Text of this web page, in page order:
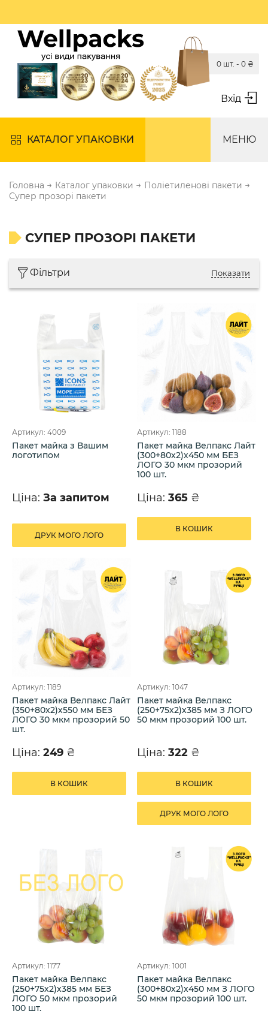
Вхід
0 шт. - 0 ₴
КАТАЛОГ УПАКОВКИ МЕНЮ
Головна → Каталог упаковки → Поліетиленові пакети →
Супер прозорі пакети
СУПЕР ПРОЗОРІ ПАКЕТИ
Фільтри Показати
Артикул: 4009
Пакет майка з Вашим
логотипом
Ціна: За запитом
ДРУК МОГО ЛОГО
Артикул: 1188
Пакет майка Велпакс Лайт
(300+80х2)х450 мм БЕЗ
ЛОГО 30 мкм прозорий
100 шт.
Ціна: 365 ₴
В КОШИК
Артикул: 1189
Пакет майка Велпакс Лайт
(350+80х2)х550 мм БЕЗ
ЛОГО 30 мкм прозорий 50
шт.
Ціна: 249 ₴
В КОШИК
Артикул: 1047
Пакет майка Велпакс
(250+75х2)х385 мм З ЛОГО
50 мкм прозорий 100 шт.
Ціна: 322 ₴
В КОШИК
ДРУК МОГО ЛОГО
Артикул: 1177
Пакет майка Велпакс
(250+75х2)х385 мм БЕЗ
ЛОГО 50 мкм прозорий
100 шт.
Артикул: 1001
Пакет майка Велпакс
(300+80х2)х450 мм З ЛОГО
50 мкм прозорий 100 шт.